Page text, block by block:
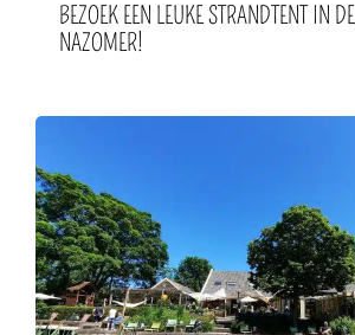
BEZOEK EEN LEUKE STRANDTENT IN DE
NAZOMER!